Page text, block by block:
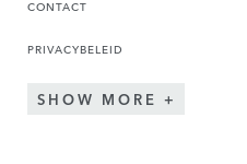
CONTACT
PRIVACYBELEID
SHOW MORE